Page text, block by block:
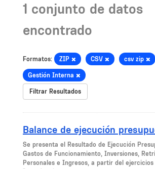
1 conjunto de datos
encontrado
Formatos: ZIP CSV csv zip
Gestión Interna
Filtrar Resultados
Balance de ejecución
Se presenta el Resultado de Ejecución
Gastos de Funcionamiento, Inversiones,
Personales e Ingresos, a partir del